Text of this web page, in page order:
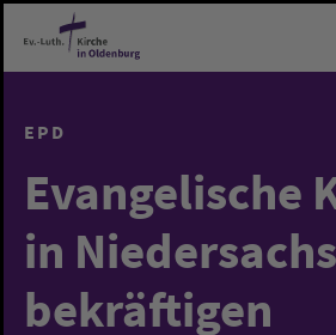
Zum Hauptinhalt springen
EPD
Evangelische
in
bekräftigen